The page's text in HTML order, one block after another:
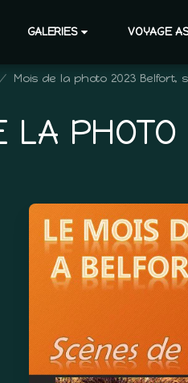
GALERIES VOYAGE
Mois de la photo 2023 Belfort,
LA